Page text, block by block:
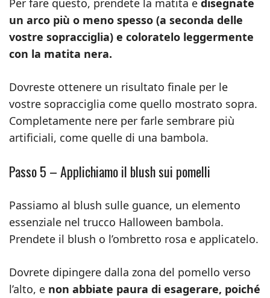
Per fare questo, prendete la matita e disegnate
un arco più o meno spesso (a seconda delle
vostre sopracciglia) e coloratelo leggermente
con la matita nera.
Dovreste ottenere un risultato finale per le
vostre sopracciglia come quello mostrato sopra.
Completamente nere per farle sembrare più
artificiali, come quelle di una bambola.
Passo 5 – Applichiamo il blush sui pomelli
Passiamo al blush sulle guance, un elemento
essenziale nel trucco Halloween bambola.
Prendete il blush o l’ombretto rosa e applicatelo.
Dovrete dipingere dalla zona del pomello verso
l’alto, e non abbiate paura di esagerare, poiché